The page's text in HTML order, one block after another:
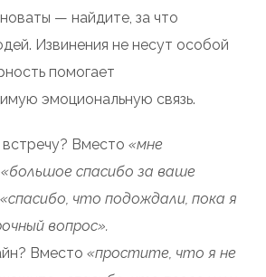
— найдите, за что
Извинения не несут особой
помогает
эмоциональную связь.
Вместо «мне
«большое спасибо за ваше
«спасибо, что подождали, пока я
вопрос».
Вместо «простите, что я не